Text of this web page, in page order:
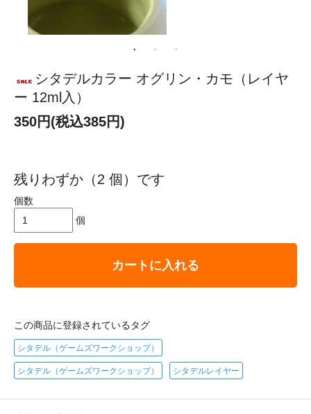
シタデルカラー オグリン・カモ（レイヤ
ー 12ml入）
350円(税込385円)
残りわずか（2 個）です
個数
個
カートに入れる
この商品に登録されているタグ
シタデル（ゲームズワークショップ）
シタデル（ゲームズワークショップ） シタデルレイヤー